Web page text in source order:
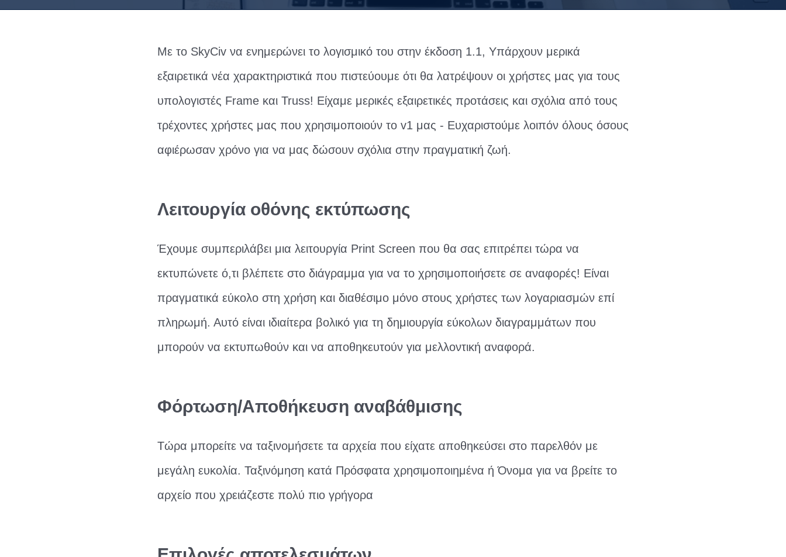
Με το SkyCiv να ενημερώνει το λογισμικό του στην έκδοση 1.1, Υπάρχουν μερικά
εξαιρετικά νέα χαρακτηριστικά που πιστεύουμε ότι θα λατρέψουν οι χρήστες μας για τους
υπολογιστές Frame και Truss! Είχαμε μερικές εξαιρετικές προτάσεις και σχόλια από τους
τρέχοντες χρήστες μας που χρησιμοποιούν το v1 μας - Ευχαριστούμε λοιπόν όλους όσους
αφιέρωσαν χρόνο για να μας δώσουν σχόλια στην πραγματική ζωή.
Λειτουργία οθόνης εκτύπωσης
Έχουμε συμπεριλάβει μια λειτουργία Print Screen που θα σας επιτρέπει τώρα να
εκτυπώνετε ό,τι βλέπετε στο διάγραμμα για να το χρησιμοποιήσετε σε αναφορές! Είναι
πραγματικά εύκολο στη χρήση και διαθέσιμο μόνο στους χρήστες των λογαριασμών επί
πληρωμή. Αυτό είναι ιδιαίτερα βολικό για τη δημιουργία εύκολων διαγραμμάτων που
μπορούν να εκτυπωθούν και να αποθηκευτούν για μελλοντική αναφορά.
Φόρτωση/Αποθήκευση αναβάθμισης
Τώρα μπορείτε να ταξινομήσετε τα αρχεία που είχατε αποθηκεύσει στο παρελθόν με
μεγάλη ευκολία. Ταξινόμηση κατά Πρόσφατα χρησιμοποιημένα ή Όνομα για να βρείτε το
αρχείο που χρειάζεστε πολύ πιο γρήγορα